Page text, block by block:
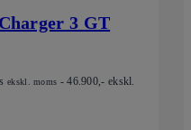
3 GT
ekskl. moms -46.900,- ekskl.